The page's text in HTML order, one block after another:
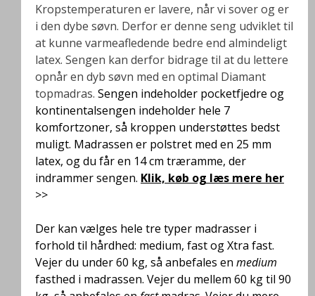
Kropstemperaturen er lavere, når vi sover og er
i den dybe søvn. Derfor er denne seng udviklet til
at kunne varmeafledende bedre end almindeligt
latex. Sengen kan derfor bidrage til at du lettere
opnår en dyb søvn med en optimal Diamant
topmadras. Sengen indeholder pocketfjedre og
kontinentalsengen indeholder hele 7
komfortzoner, så kroppen understøttes bedst
muligt. Madrassen er polstret med en 25 mm
latex, og du får en 14 cm træramme, der
indrammer sengen. Klik, køb og læs mere her
>>
Der kan vælges hele tre typer madrasser i
forhold til hårdhed: medium, fast og Xtra fast.
Vejer du under 60 kg, så anbefales en medium
fasthed i madrassen. Vejer du mellem 60 kg til 90